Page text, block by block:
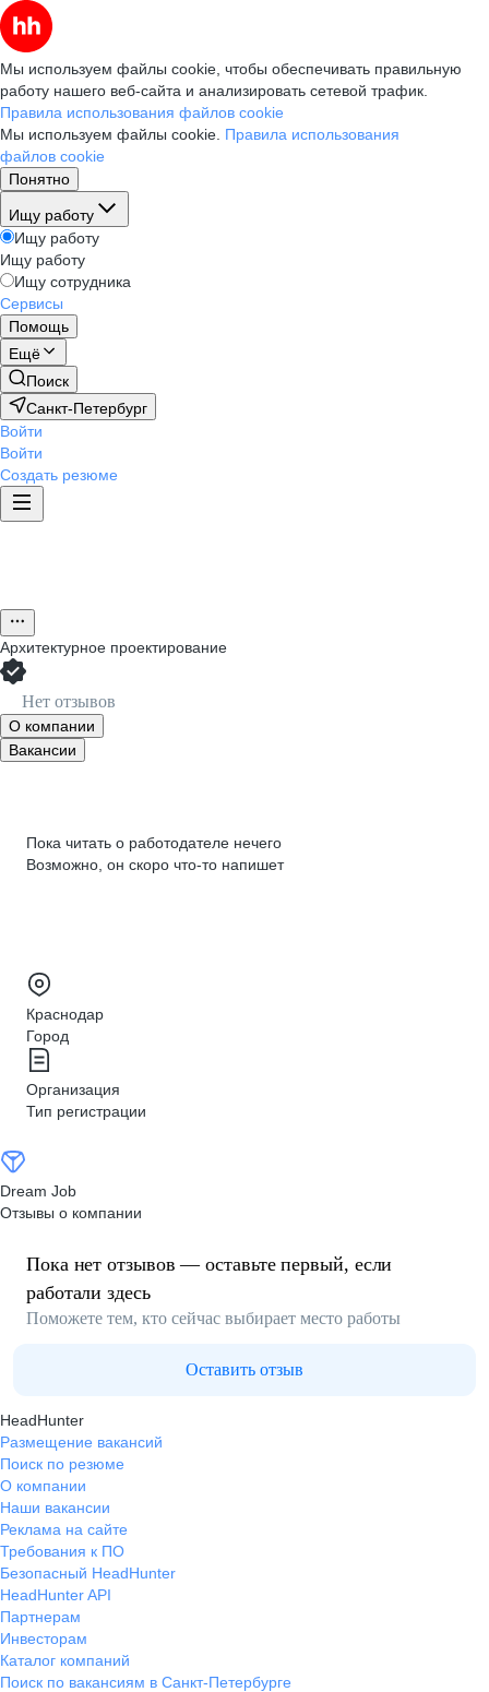
Мы используем файлы cookie, чтобы обеспечивать правильную
работу нашего веб-сайта и анализировать сетевой трафик.
Правила использования файлов cookie
Мы используем файлы cookie. Правила использования
файлов cookie
Понятно
Ищу работу
Ищу работу
Ищу работу
Ищу сотрудника
Сервисы
Помощь
Ещё
Поиск
Санкт-Петербург
Войти
Войти
Создать резюме
Архитектурное проектирование
Нет отзывов
О компании
Вакансии
Пока читать о работодателе нечего
Возможно, он скоро что‑то напишет
Краснодар
Город
Организация
Тип регистрации
Dream Job
Отзывы о компании
Пока нет отзывов — оставьте первый, если
работали здесь
Поможете тем, кто сейчас выбирает место работы
Оставить отзыв
HeadHunter
Размещение вакансий
Поиск по резюме
О компании
Наши вакансии
Реклама на сайте
Требования к ПО
Безопасный HeadHunter
HeadHunter API
Партнерам
Инвесторам
Каталог компаний
Поиск по вакансиям в Санкт-Петербурге